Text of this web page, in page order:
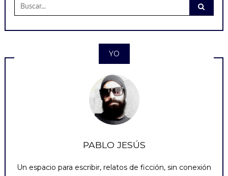
YO
PABLO JESÚS
Un espacio para escribir, relatos de ficción, sin conexión